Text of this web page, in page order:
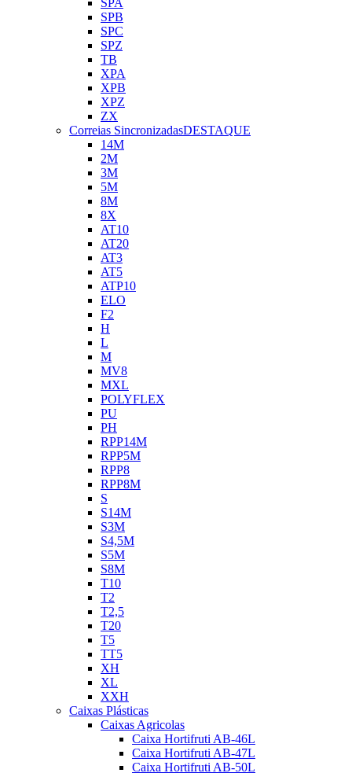
SPA
SPB
SPC
SPZ
TB
XPA
XPB
XPZ
ZX
Correias SincronizadasDESTAQUE
14M
2M
3M
5M
8M
8X
AT10
AT20
AT3
AT5
ATP10
ELO
F2
H
L
M
MV8
MXL
POLYFLEX
PU
PH
RPP14M
RPP5M
RPP8
RPP8M
S
S14M
S3M
S4,5M
S5M
S8M
T10
T2
T2,5
T20
T5
TT5
XH
XL
XXH
Caixas Plásticas
Caixas Agricolas
Caixa Hortifruti AB-46L
Caixa Hortifruti AB-47L
Caixa Hortifruti AB-50L